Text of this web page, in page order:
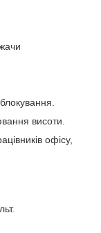
висоти.
офісу,